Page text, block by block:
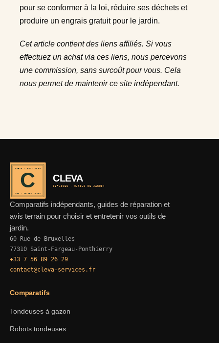
pour se conformer à la loi, réduire ses déchets et
produire un engrais gratuit pour le jardin.
Cet article contient des liens affiliés. Si vous
effectuez un achat via ces liens, nous percevons
une commission, sans surcoût pour vous. Cela
nous permet de maintenir ce site indépendant.
C
CLEVA · EST. 2024
REF · GARDEN TOOLS
CLEVA
SERVICES · OUTILS DE JARDIN
Comparatifs indépendants, guides de réparation et
avis terrain pour choisir et entretenir vos outils de
jardin.
60 Rue de Bruxelles
77310 Saint-Fargeau-Ponthierry
+33 7 56 89 26 29
contact@cleva-services.fr
Comparatifs
Tondeuses à gazon
Robots tondeuses